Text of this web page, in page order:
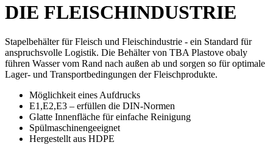
DIE FLEISCHINDUSTRIE
Stapelbehälter für Fleisch und Fleischindustrie - ein Standard für
anspruchsvolle Logistik. Die Behälter von TBA Plastove obaly
führen Wasser vom Rand nach außen ab und sorgen so für optimale
Lager- und Transportbedingungen der Fleischprodukte.
Möglichkeit eines Aufdrucks
E1,E2,E3 – erfüllen die DIN-Normen
Glatte Innenfläche für einfache Reinigung
Spülmaschinengeeignet
Hergestellt aus HDPE